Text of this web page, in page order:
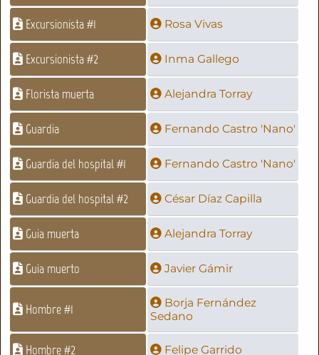
Excursionista #1 Rosa Vivas
Excursionista #2 Inma Gallego
Florista muerta Alejandra Torray
Guardia Fernando Castro 'Nano'
Guardia del hospital #1 Fernando Castro 'Nano'
Guardia del hospital #2 César Díaz Capilla
Guia muerta Alejandra Torray
Guia muerto Javier Gámir
Hombre #1
Borja Fernández
Sedano
Hombre #2 Felipe Garrido